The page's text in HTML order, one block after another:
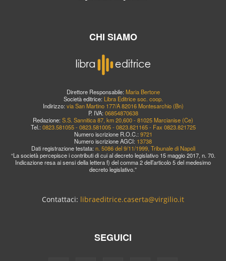
CHI SIAMO
Direttore Responsabile: Maria Bertone
Società editrice: Libra Editrice soc. coop.
Indirizzo: via San Martino 177/A 82016 Montesarchio (Bn)
P. IVA: 06854870638
Redazione: S.S. Sannitica 87, km 20,600 - 81025 Marcianise (Ce)
Tel.: 0823.581055 - 0823.581005 - 0823.821165 - Fax 0823.821725
Numero iscrizione R.O.C.: 9721
Numero iscrizione AGCI: 13738
Dati registrazione testata: n. 5086 del 9/11/1999, Tribunale di Napoli
“La società percepisce i contributi di cui al decreto legislativo 15 maggio 2017, n. 70.
Indicazione resa ai sensi della lettera f) del comma 2 dell’articolo 5 del medesimo
decreto legislativo.”
Contattaci: libraeditrice.caserta@virgilio.it
SEGUICI